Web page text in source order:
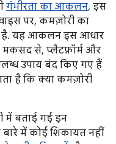
गंभीरता का आकलन, इस
पर, कमज़ोरी का
है. यह आकलन इस आधार
मकसद से, प्लैटफ़ॉर्म और
उपाय बंद किए गए हैं
है कि क्या कमज़ोरी
में बताई गई इन
में कोई शिकायत नहीं